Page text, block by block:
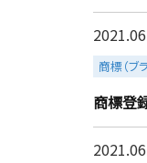
商標登
商標（ブ